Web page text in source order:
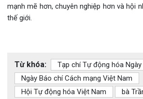
mạnh mẽ hơn, chuyên nghiệp hơn và hội
thế giới.
Từ khóa:
Tạp chí Tự động hóa Ngày
Ngày Báo chí Cách mạng Việt Nam
Hội Tự động hóa Việt Nam
bà